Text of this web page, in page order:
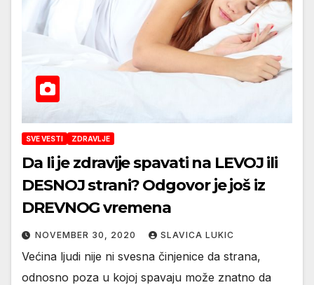
SVE VESTI ZDRAVLJE
Da li je zdravije spavati na LEVOJ ili
DESNOJ strani? Odgovor je još iz
DREVNOG vremena
NOVEMBER 30, 2020 SLAVICA LUKIC
Većina ljudi nije ni svesna činjenice da strana,
odnosno poza u kojoj spavaju može znatno da